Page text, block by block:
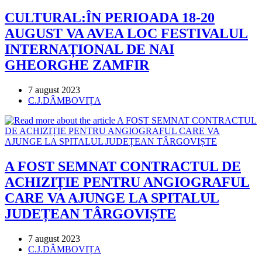
CULTURAL:ÎN PERIOADA 18-20
AUGUST VA AVEA LOC FESTIVALUL
INTERNAȚIONAL DE NAI
GHEORGHE ZAMFIR
Post
published:
7 august 2023
Post
C.J.DÂMBOVIȚA
A FOST SEMNAT CONTRACTUL DE
ACHIZIȚIE PENTRU ANGIOGRAFUL
CARE VA AJUNGE LA SPITALUL
JUDEȚEAN TÂRGOVIȘTE
Post
published:
7 august 2023
Post
C.J.DÂMBOVIȚA